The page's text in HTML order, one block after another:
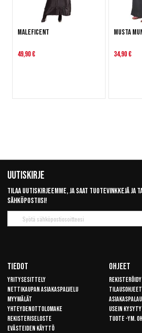
Maleficent
49,90 €
Musta
34,90 €
Uutiskirje
Tilaa uutiskirjeemme, ja saat tuotevinkkejä ja
sähköpostiisi!
uutiskirje
Tiedot
Yritysesittely
Nettikaupan asiakaspalvelu
Myymälät
Yhteydenottolomake
Rekisteriseloste
Evästeiden käyttö
Ohjeet
Rekisteröidy
Usein
Tuote -ym.